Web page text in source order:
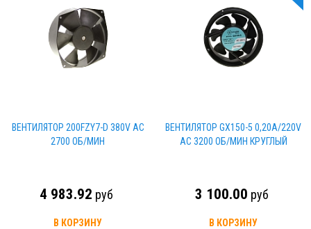
ВЕНТИЛЯТОР 200FZY7-D 380V AC
2700 ОБ/МИН
4 983.92 руб
В КОРЗИНУ
ВЕНТИЛЯТОР GX150-5 0,20А/220V
AC 3200 ОБ/МИН КРУГЛЫЙ
3 100.00 руб
В КОРЗИНУ